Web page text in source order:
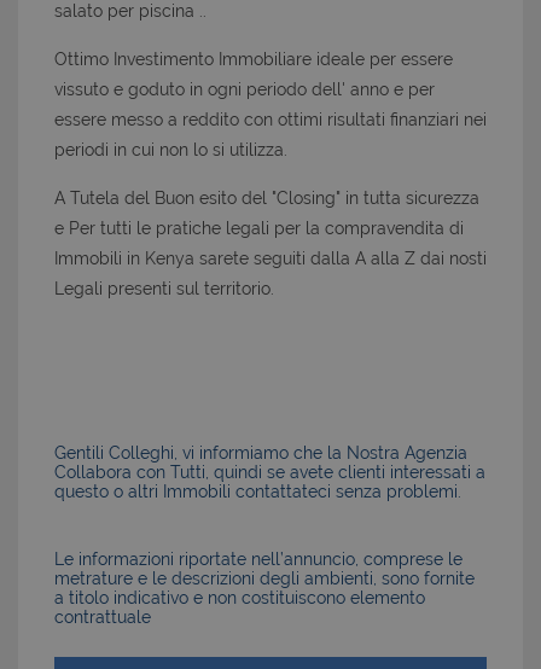
salato per piscina ..
Ottimo Investimento Immobiliare ideale per essere
vissuto e goduto in ogni periodo dell' anno e per
essere messo a reddito con ottimi risultati finanziari nei
periodi in cui non lo si utilizza.
A Tutela del Buon esito del "Closing" in tutta sicurezza
e Per tutti le pratiche legali per la compravendita di
Immobili in Kenya sarete seguiti dalla A alla Z dai nosti
Legali presenti sul territorio.
Gentili Colleghi, vi informiamo che la Nostra Agenzia
Collabora con Tutti, quindi se avete clienti interessati a
questo o altri Immobili contattateci senza problemi.
Le informazioni riportate nell’annuncio, comprese le
metrature e le descrizioni degli ambienti, sono fornite
a titolo indicativo e non costituiscono elemento
contrattuale